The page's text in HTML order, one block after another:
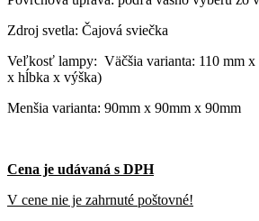
Zdroj svetla: Čajová sviečka
Veľkosť lampy: Väčšia varianta: 110 mm x
x hĺbka x výška)
Menšia varianta: 90mm x 90mm x 90mm
Cena je udávaná s DPH
V cene nie je zahrnuté poštovné!